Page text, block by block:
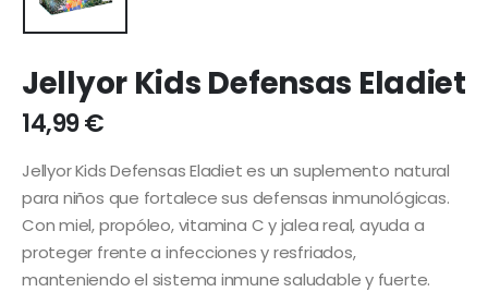
Jellyor Kids Defensas Eladiet
14,99€
Jellyor Kids Defensas Eladiet es un suplemento natural
para niños que fortalece sus defensas inmunológicas.
Con miel, propóleo, vitamina C y jalea real, ayuda a
proteger frente a infecciones y resfriados,
manteniendo el sistema inmune saludable y fuerte.